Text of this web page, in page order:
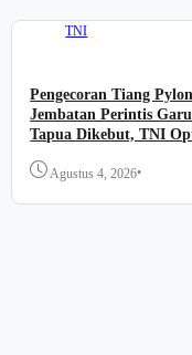
TNI
Pengecoran Tiang Pylon
Jembatan Perintis
Tapua Dikebut, TNI
Agustus 4, 2026•